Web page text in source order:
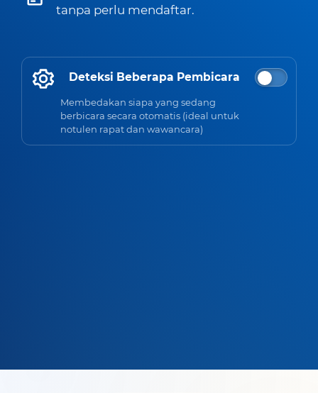
tanpa perlu mendaftar.
Deteksi Beberapa Pembicara
Membedakan siapa yang sedang
berbicara secara otomatis (ideal untuk
notulen rapat dan wawancara)